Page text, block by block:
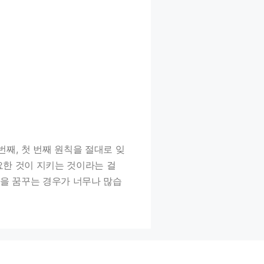
째, 첫 번째 원칙을 절대로 잊
것이 지키는 것이라는 걸
꿈꾸는 경우가 너무나 많습